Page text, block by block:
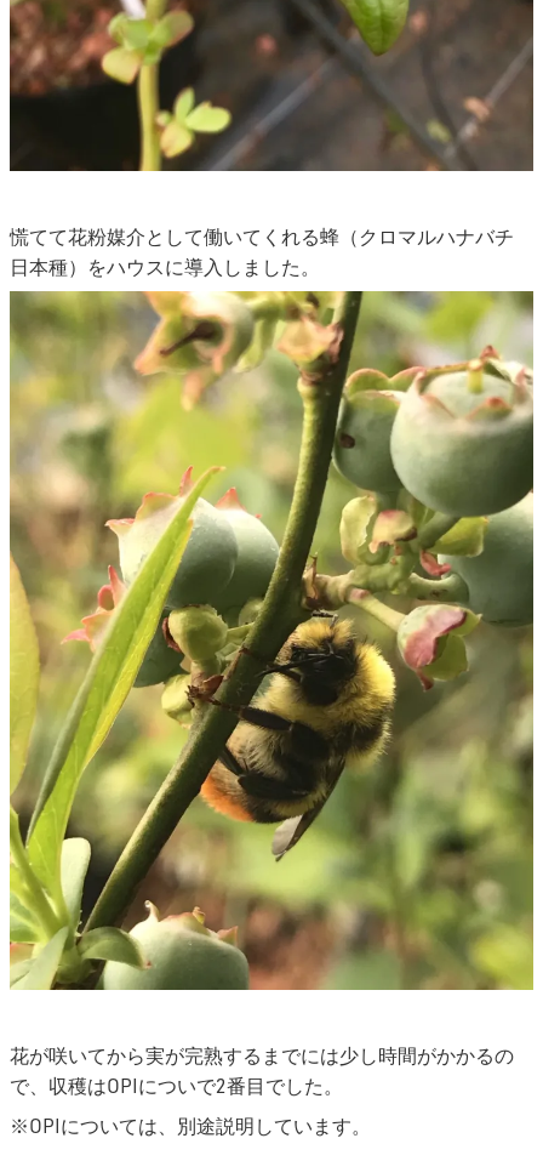
慌てて花粉媒介として働いてくれる蜂（クロマルハナバチ
日本種）をハウスに導入しました。
花が咲いてから実が完熟するまでには少し時間がかかるの
で、収穫はOPIについで2番目でした。
※OPIについては、別途説明しています。